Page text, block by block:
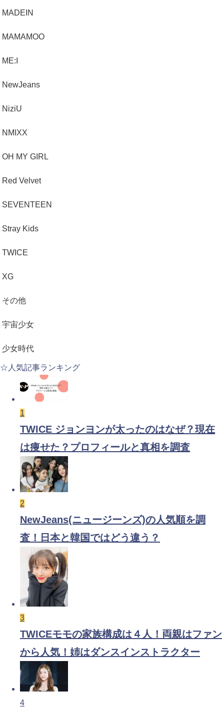
MADEIN
MAMAMOO
ME:I
NewJeans
NiziU
NMIXX
OH MY GIRL
Red Velvet
SEVENTEEN
Stray Kids
TWICE
XG
その他
宇宙少女
少女時代
☆人気記事ランキング
1
TWICE ジョンヨンが太ったのはなぜ？現在
は痩せた？プロフィールと真相を調査
2
NewJeans(ニュージーンズ)の人気順を調
査！日本と韓国ではどう違う？
3
TWICEモモの家族構成は４人！両親はファン
から人気！姉はダンスインストラクター
4